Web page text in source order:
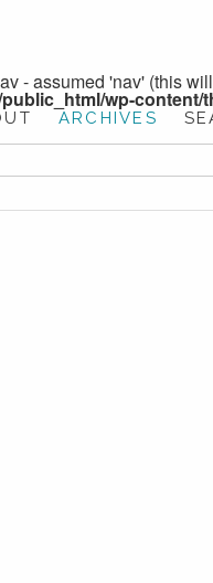
- assumed 'nav' (this
wp-content/
ARCHIVES